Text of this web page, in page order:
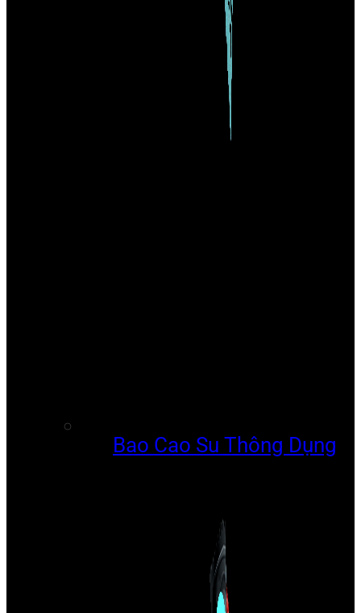
Bao Cao Su Thông Dụng